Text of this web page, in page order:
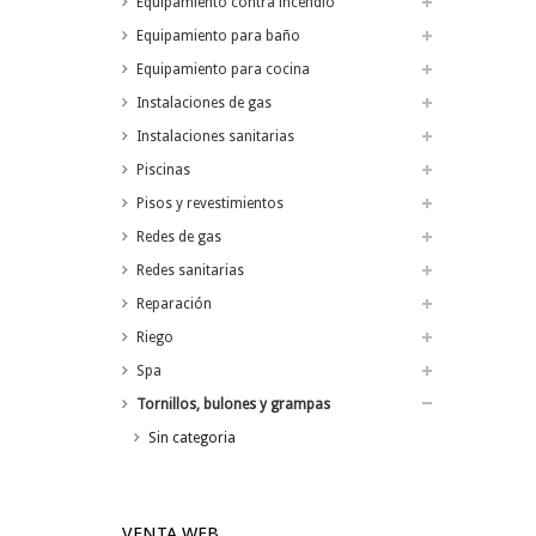
Equipamiento para baño
Equipamiento para cocina
Instalaciones de gas
Instalaciones sanitarias
Piscinas
Pisos y revestimientos
Redes de gas
Redes sanitarias
Reparación
Riego
Spa
Tornillos, bulones y grampas
Sin categoria